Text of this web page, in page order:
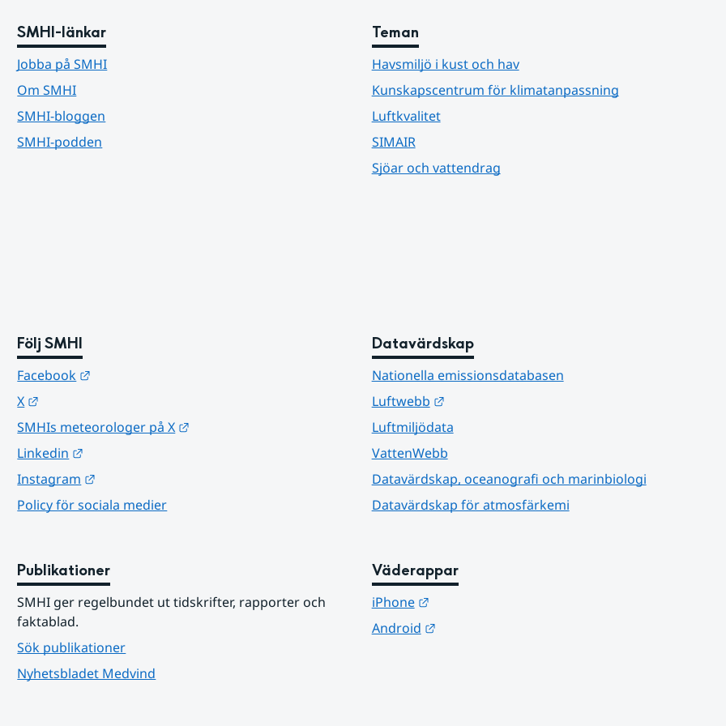
SMHI-länkar
Jobba på SMHI
Om SMHI
SMHI-bloggen
SMHI-podden
Teman
Havsmiljö i kust och hav
Kunskapscentrum för klimatanpassning
Luftkvalitet
SIMAIR
Sjöar och vattendrag
Följ SMHI
Facebook
X
SMHIs meteorologer på X
Linkedin
Instagram
Policy för sociala medier
Datavärdskap
Nationella emissionsdatabasen
Luftwebb
Länk till annan webbplats.
Luftmiljödata
VattenWebb
Datavärdskap, oceanografi och marinbiologi
Datavärdskap för atmosfärkemi
Publikationer
SMHI ger regelbundet ut tidskrifter, rapporter och
faktablad.
Sök publikationer
Nyhetsbladet Medvind
Väderappar
iPhone
Länk till annan webbplats.
Android
Länk till annan webbplats.